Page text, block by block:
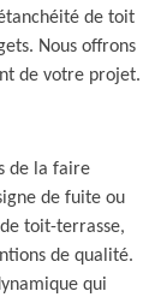
de toit
Nous offrons
de votre projet.
de la faire
de fuite ou
toit-terrasse,
de qualité.
qui